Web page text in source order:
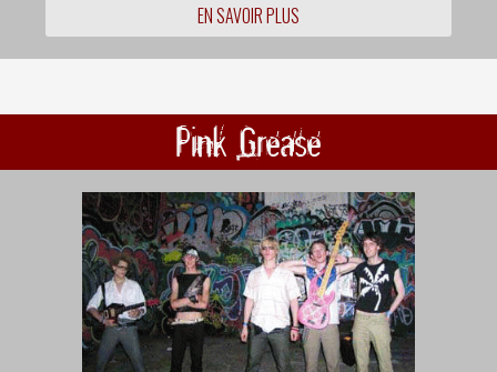
EN SAVOIR PLUS
Pink Grease